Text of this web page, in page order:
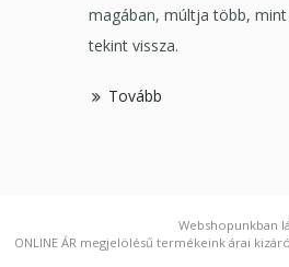
magában, múltja több, mint
tekint vissza.
Tovább
Webshopunkban
ONLINE ÁR megjelölésű termékeink árai